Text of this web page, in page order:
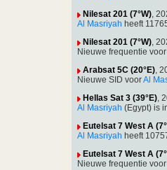
Nilesat 201 (7°W),
Al Masriyah heeft
Nilesat 201 (7°W),
Nieuwe frequentie voor
Arabsat 5C (20°E),
Nieuwe SID voorAl
Hellas Sat 3 (39°E),
Al Masriyah (Egypt) is
Eutelsat 7 West A
Al Masriyah heeft
Eutelsat 7 West A
Nieuwe frequentie voor